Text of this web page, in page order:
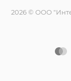
2026 © ООО